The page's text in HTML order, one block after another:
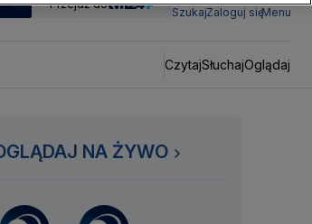
Przejdź do
SzukajZaloguj sięMenu
CzytajSłuchajOglądaj
NA ŻYWO